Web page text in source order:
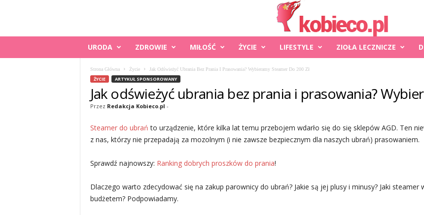
URODA ZDROWIE MIŁOŚĆ ŻYCIE LIFESTYLE ZIOŁA LECZNICZE
Strona Główna Życie Jak Odświeżyć Ubrania Bez Prania I Prasowania? Wybieramy Steamer Do 200 Zł
ŻYCIE ARTYKUŁ SPONSOROWANY
Jak odświeżyć ubrania bez prania i prasowania?
Przez Redakcja Kobieco.pl -
Steamer do ubrań to urządzenie, które kilka lat temu przebojem wdarło się do się sklepów AGD. Ten
z nas, którzy nie przepadają za mozolnym (i nie zawsze bezpiecznym dla naszych ubrań) prasowaniem.
Sprawdź najnowszy: Ranking dobrych proszków do prania!
Dlaczego warto zdecydować się na zakup parownicy do ubrań? Jakie są jej plusy i minusy? Jaki
budżetem? Podpowiadamy.